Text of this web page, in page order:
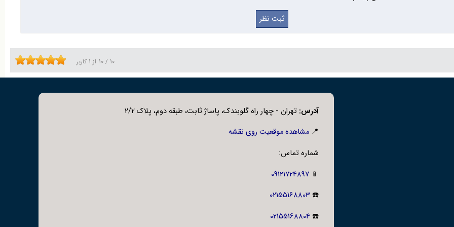
یکی از اتصالات پرکاربرد در سیستم‌های لوله‌کشی است که برای ایجاد انشعاب در خطوط لوله با فشار بالا مورد استفاده قرار می‌گیرد.
ساکت ولد، نصب آسانی دارد و در پروژه‌هایی که به مقاومت بالا نیاز دارند، گزینه‌ای ایده‌آل محسوب می‌شود.
10 / 10 از 1 کاربر
آدرس: تهران - چهار راه گلوبندک، پاساژ ثابت، طبقه دوم، پلاک 2/2
📍 مشاهده موقعیت روی نقشه
شماره تماس:
📱
09121724897
☎️
02155168803
☎️
02155168804